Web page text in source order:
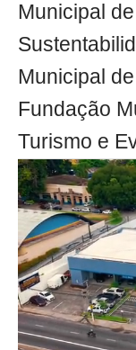
Municipal
Municipal
Fundação
Turismo e